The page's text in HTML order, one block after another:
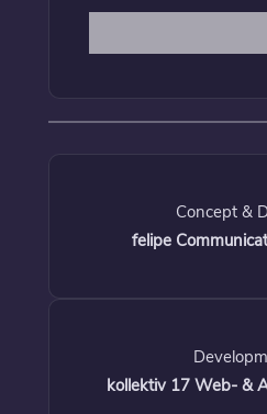
Concept &
felipe
kollektiv 17 Web- &